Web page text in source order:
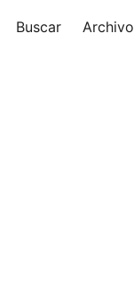
Buscar Archivo